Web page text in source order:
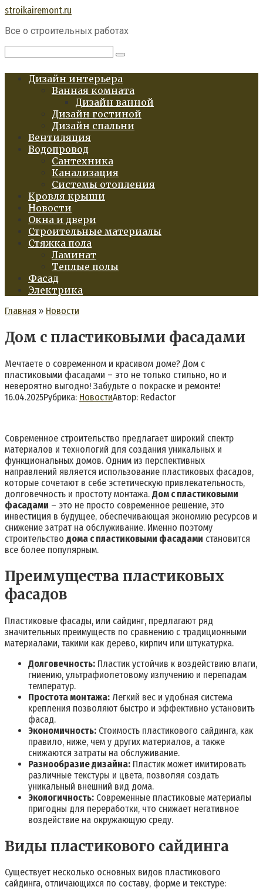
Перейти
контенту
stroikairemont.ru
Все о строительных работах
Дизайн интерьера
Ванная комната
Дизайн ванной
Дизайн гостиной
Дизайн спальни
Вентиляция
Водопровод
Сантехника
Канализация
Системы отопления
Кровля крыши
Новости
Окна и двери
Строительные материалы
Стяжка пола
Ламинат
Теплые полы
Фасад
Электрика
Главная » Новости
Дом с пластиковыми фасадами
Мечтаете о современном и красивом доме? Дом с
пластиковыми фасадами – это не только стильно, но и
невероятно выгодно! Забудьте о покраске и ремонте!
16.04.2025Рубрика: НовостиАвтор: Redactor
Современное строительство предлагает широкий спектр
материалов и технологий для создания уникальных и
функциональных домов. Одним из перспективных
направлений является использование пластиковых фасадов,
которые сочетают в себе эстетическую привлекательность,
долговечность и простоту монтажа. Дом с пластиковыми
фасадами – это не просто современное решение, это
инвестиция в будущее, обеспечивающая экономию ресурсов и
снижение затрат на обслуживание. Именно поэтому
строительство дома с пластиковыми фасадами становится
все более популярным.
Преимущества пластиковых
фасадов
Пластиковые фасады, или сайдинг, предлагают ряд
значительных преимуществ по сравнению с традиционными
материалами, такими как дерево, кирпич или штукатурка.
Долговечность: Пластик устойчив к воздействию влаги,
гниению, ультрафиолетовому излучению и перепадам
температур.
Простота монтажа: Легкий вес и удобная система
крепления позволяют быстро и эффективно установить
фасад.
Экономичность: Стоимость пластикового сайдинга, как
правило, ниже, чем у других материалов, а также
снижаются затраты на обслуживание.
Разнообразие дизайна: Пластик может имитировать
различные текстуры и цвета, позволяя создать
уникальный внешний вид дома.
Экологичность: Современные пластиковые материалы
пригодны для переработки, что снижает негативное
воздействие на окружающую среду.
Виды пластикового сайдинга
Существует несколько основных видов пластикового
сайдинга, отличающихся по составу, форме и текстуре: